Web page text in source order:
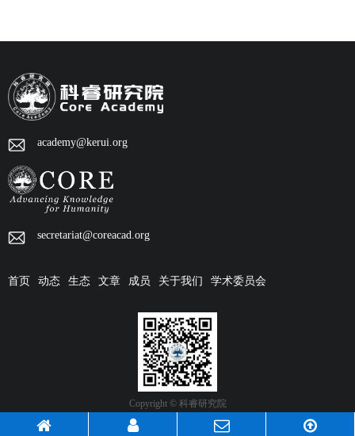
academy@kerui.org
首页 动态 生态 文章 成员 关于我们 学术委员会
secretariat@coreacad.org
Copyright © 科睿研究院